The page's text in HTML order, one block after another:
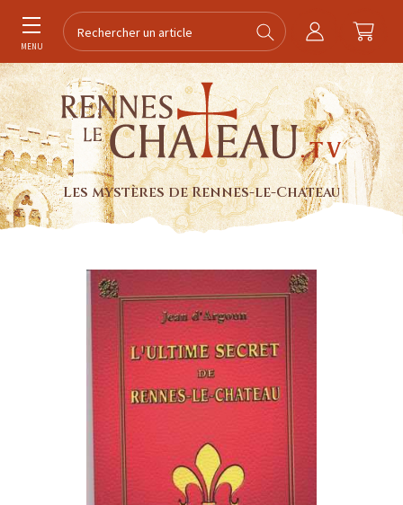
MENU
Les mystères de Rennes-le-Chateau